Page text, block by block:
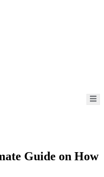
Guide on How